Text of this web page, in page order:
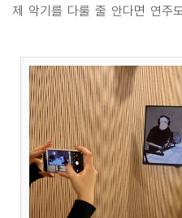
제 악기를 다룰 줄 안다면 연주